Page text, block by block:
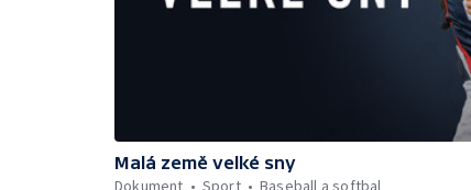
Malá země velké sny
Dokument
Sport Baseball a softbal